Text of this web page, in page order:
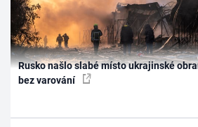
Rusko našlo slabé místo ukrajinské
bez varování